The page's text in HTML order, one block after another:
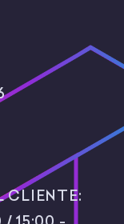
CLIENTE: